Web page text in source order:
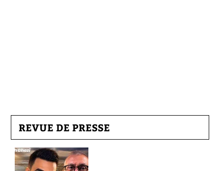
REVUE DE PRESSE